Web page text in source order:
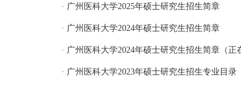
· 广州医科大学2025年硕士研究生招生简章
· 广州医科大学2024年硕士研究生招生简章
· 广州医科大学2024年硕士研究生招生简章（正
· 广州医科大学2023年硕士研究生招生专业目录